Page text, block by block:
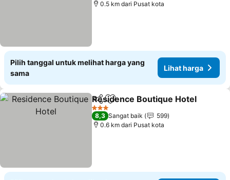
0.5 km dari Pusat kota
Pilih tanggal untuk melihat harga yang
sama
Lihat harga
BagikanTambahkan ke favorit
Residence Boutique Hotel
3 Bintang
8,3 Sangat baik
599
0.6 km dari Pusat kota